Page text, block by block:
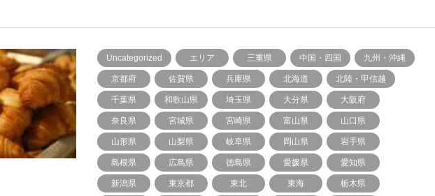
Uncategorized エリア 三重県 中国・四国 九州・沖縄
京都府 佐賀県 兵庫県 北海道 北陸・甲信越
千葉県 和歌山県 埼玉県 大分県 大阪府
奈良県 宮城県 宮崎県 富山県 山口県
山形県 山梨県 岐阜県 岡山県 岩手県
島根県 広島県 徳島県 愛媛県 愛知県
新潟県 東京都 東北 東海 栃木県